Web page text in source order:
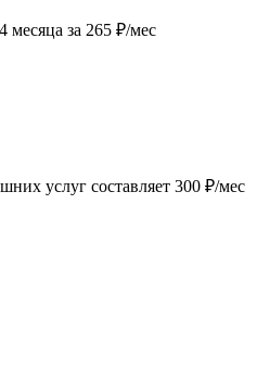
месяца за 265 ₽/мес
услуг составляет 300 ₽/мес